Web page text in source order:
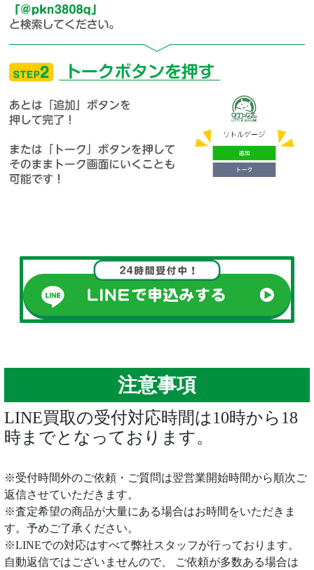
注意事項
LINE買取の受付対応時間は10時から18
時までとなっております。
※受付時間外のご依頼・ご質問は翌営業開始時間から順次ご
返信させていただきます。
※査定希望の商品が大量にある場合はお時間をいただきま
す。予めご了承ください。
※LINEでの対応はすべて弊社スタッフが行っております。
自動返信ではございませんので、 ご依頼が多数ある場合は